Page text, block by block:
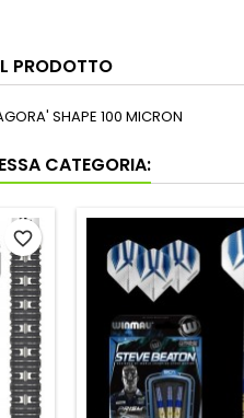
PRODOTTO
SHAPE 100 MICRON
CATEGORIA:
favorite_border